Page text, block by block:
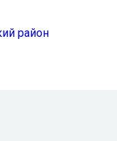
район